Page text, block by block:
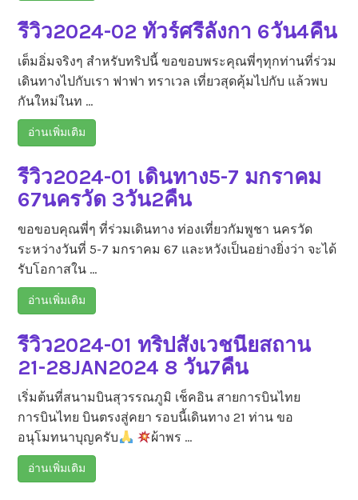
รีวิว2024-02 ทัวร์ศรีลังกา 6วัน4คืน
เต็มอิ่มจริงๆ สำหรับทริปนี้ ขอขอบพระคุณพี่ๆทุกท่านที่ร่วม
เดินทางไปกับเรา ฟาฟา ทราเวล เที่ยวสุดคุ้มไปกับ แล้วพบ
กันใหม่ในท …
อ่านเพิ่มเติม
รีวิว2024-01 เดินทาง5-7 มกราคม
67นครวัด 3วัน2คืน
ขอขอบคุณพี่ๆ ที่ร่วมเดินทาง ท่องเที่ยวกัมพูชา นครวัด
ระหว่างวันที่ 5-7 มกราคม 67 และหวังเป็นอย่างยิ่งว่า จะได้
รับโอกาสใน …
อ่านเพิ่มเติม
รีวิว2024-01 ทริปสังเวชนียสถาน
21-28JAN2024 8 วัน7คืน
เริ่มต้นที่สนามบินสุวรรณภูมิ เช็คอิน สายการบินไทย
การบินไทย บินตรงสู่คยา รอบนี้เดินทาง 21 ท่าน ขอ
อนุโมทนาบุญครับ
ผ้าพร …
อ่านเพิ่มเติม